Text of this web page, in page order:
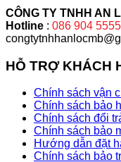
CÔNG TY TNHH AN
Hotline : 086 904
HỖ TRỢ KHÁCH
Chính sách vận
Chính sách bảo
Chính sách đổi
Chính sách bảo
Hướng dẫn đặt
Chính sách bảo